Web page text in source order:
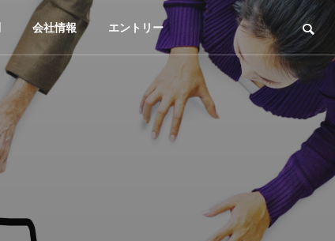
会社情報 エントリー